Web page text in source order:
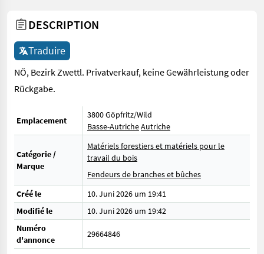
DESCRIPTION
Traduire
NÖ, Bezirk Zwettl. Privatverkauf, keine Gewährleistung oder
Rückgabe.
Emplacement
3800 Göpfritz/Wild
Basse-AutricheAutriche
Catégorie /
Marque
Matériels forestiers et matériels pour le
travail du bois
Fendeurs de branches et bûches
Créé le
10. Juni 2026 um 19:41
Modifié le
10. Juni 2026 um 19:42
Numéro
d'annonce
29664846